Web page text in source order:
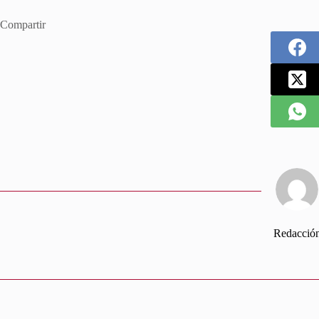
Compartir